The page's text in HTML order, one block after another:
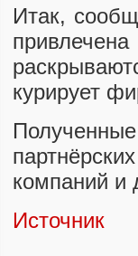
Итак,
курирует
компаний и
Источник